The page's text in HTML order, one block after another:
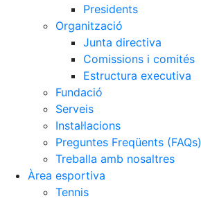
Presidents
Organització
Junta directiva
Comissions i comités
Estructura executiva
Fundació
Serveis
Instal·lacions
Preguntes Freqüents (FAQs)
Treballa amb nosaltres
Àrea esportiva
Tennis
Llegendes
Jugadors professionals
Competicions
Campionat Social de Tennis
Quadres de Joc
Quadre d'Honor
Històric del Campionat Social
Fotos
Normativa